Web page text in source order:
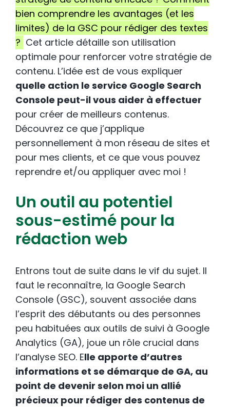
bien comprendre les avantages (et les
limites) de la GSC pour rédiger des textes
? Cet article détaille son utilisation
optimale pour renforcer votre stratégie de
contenu. L’idée est de vous expliquer
quelle action le service Google Search
Console peut-il vous aider à effectuer
pour créer de meilleurs contenus.
Découvrez ce que j’applique
personnellement à mon réseau de sites et
pour mes clients, et ce que vous pouvez
reprendre et/ou appliquer avec moi !
Un outil au potentiel
sous-estimé pour la
rédaction web
Entrons tout de suite dans le vif du sujet. Il
faut le reconnaître, la Google Search
Console (GSC), souvent associée dans
l’esprit des débutants ou des personnes
peu habituées aux outils de suivi à Google
Analytics (GA), joue un rôle crucial dans
l’analyse SEO. Elle apporte d’autres
informations et se démarque de GA, au
point de devenir selon moi un allié
précieux pour rédiger des contenus de